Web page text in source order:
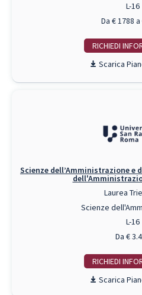
L-16
Da € 1788
RICHIEDI INFO
Scienze dell’Amministrazione e
Laurea
Scienze
L-16
Da €
RICHIEDI INFO